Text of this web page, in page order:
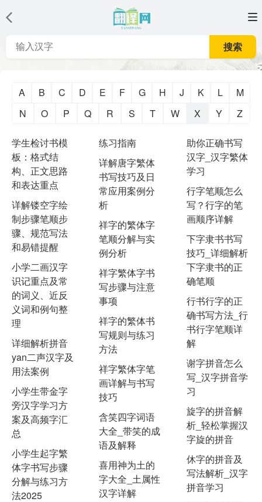
搜索
A B C D E F G H J K L
M
N
O P Q R S T W X Y Z
学生检讨书模
板：格式结
构、正文思路
和表达重点
详解镂空字绘
制步骤笔顺步
骤、规范写法
和易错提醒
小学二画汉字
识记重点及常
的词义、近反
义词和例句整
理
详细解析拼音
yan二声汉字及
用法案例
小学生带金字
旁汉字学习方
案及高频字汇
总
小学生起字繁
体字书写步骤
分解与练习方
法2025
练习指南
详解唐字繁体
书写技巧及日
常应用案例分
析
祥字的繁体字
笔顺分解与实
例分析
祥字繁体字书
写步骤与注意
事项
祥字的繁体书
写规则与练习
方法
祥字繁体字笔
画详解与书写
技巧
含笑四字词语
大全_带笑的成
语及解释
喜用神为土的
字大全_土属性
汉字详解
助你正确书写
汉字_汉字繁体
学习
行字笔顺怎么
写？行字的笔
画顺序详解
下字隶书书写
技巧_详细解析
下字隶书的正
确笔顺
行书行字的正
确书写方法_行
书行字笔顺详
解
谢字拼音怎么
写_汉字拼音学
习
旋字的拼音解
析_轻松掌握汉
字旋的拼音
休字的拼音及
写法解析_汉字
拼音学习